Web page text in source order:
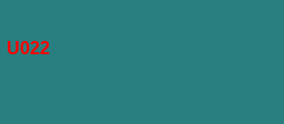
U022